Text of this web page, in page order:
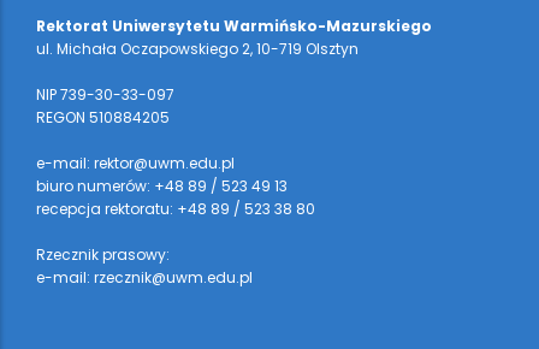
Rektorat Uniwersytetu Warmińsko-Mazurskiego
ul. Michała Oczapowskiego 2, 10-719 Olsztyn
NIP 739-30-33-097
REGON 510884205
e-mail: rektor@uwm.edu.pl
biuro numerów: +48 89 / 523 49 13
recepcja rektoratu: +48 89 / 523 38 80
Rzecznik prasowy:
e-mail: rzecznik@uwm.edu.pl